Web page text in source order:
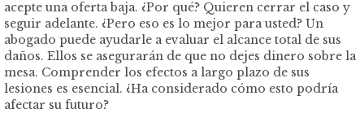
acepte una oferta baja. ¿Por qué? Quieren cerrar el caso y
seguir adelante. ¿Pero eso es lo mejor para usted? Un
abogado puede ayudarle a evaluar el alcance total de sus
daños. Ellos se asegurarán de que no dejes dinero sobre la
mesa. Comprender los efectos a largo plazo de sus
lesiones es esencial. ¿Ha considerado cómo esto podría
afectar su futuro?